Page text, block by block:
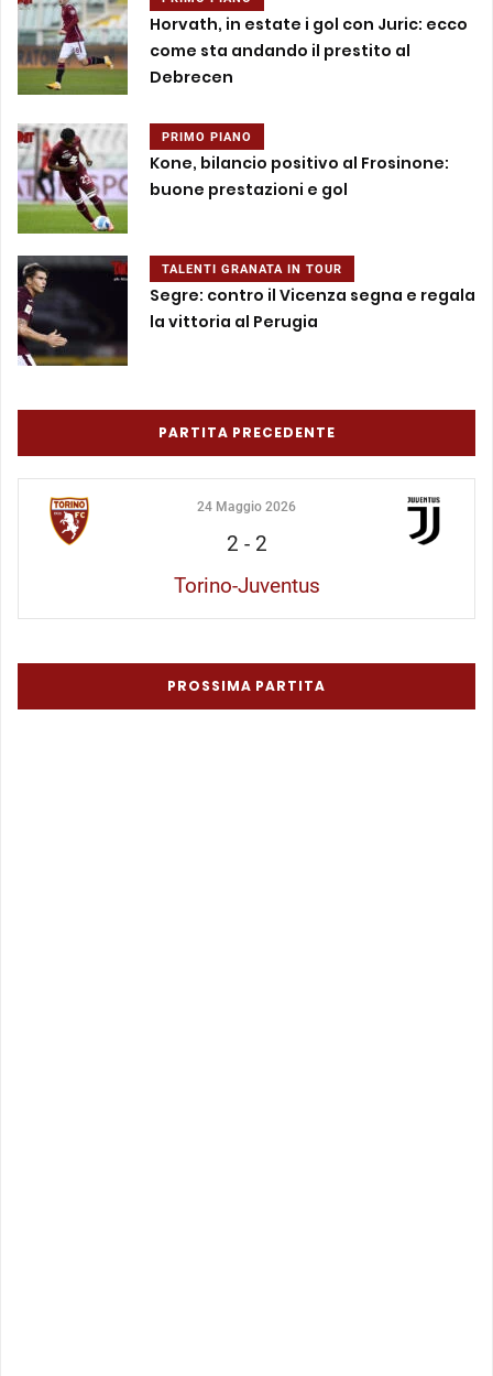
Horvath, in estate i gol con Juric: ecco
come sta andando il prestito al
Debrecen
PRIMO PIANO
Kone, bilancio positivo al Frosinone:
buone prestazioni e gol
TALENTI GRANATA IN TOUR
Segre: contro il Vicenza segna e regala
la vittoria al Perugia
PARTITA PRECEDENTE
24 Maggio 2026
2 - 2
Torino-Juventus
PROSSIMA PARTITA